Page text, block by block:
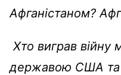
Афганістаном?
Хто виграв війну
державою США та